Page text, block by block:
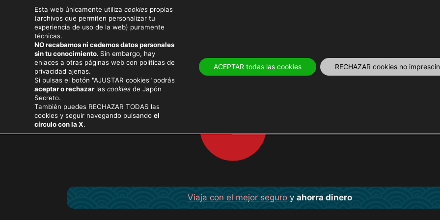
LUGARES
Viaja con el mejor seguroy ahorra dinero
Esta web únicamente utiliza cookies propias
(archivos que permiten personalizar tu
experiencia de uso de la web) puramente
técnicas.
NO recabamos ni cedemos datos personales
sin tu conocimiento. Sin embargo, hay
enlaces a otras páginas web con políticas de
privacidad ajenas.
Si pulsas el botón "AJUSTAR cookies" podrás
aceptar o rechazarlas cookies de Japón
Secreto.
También puedes RECHAZAR TODAS las
cookies y seguir navegando pulsando el
círculo con la X.
ACEPTAR todas las cookies RECHAZAR cookies no